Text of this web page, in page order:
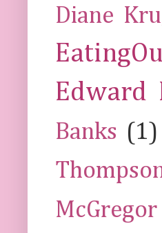
Diane
Edward
Banks (1)
McGregor